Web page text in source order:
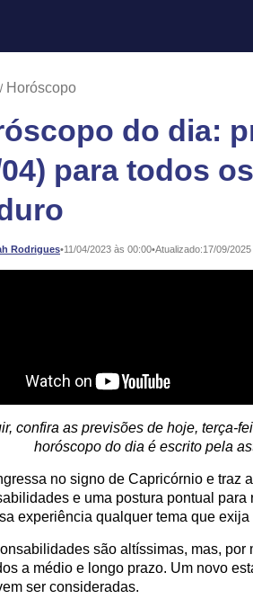
Horóscopo
do dia:
04) para todos
Rodrigues•11/04/2023 às 00:00•Atualizado:17/09/
confira as previsões de hoje, terça-
horóscopo do dia é escrito pela
no signo de Capricórnio e traz
e uma postura pontual
experiência qualquer tema que
são altíssimas, mas, por
a médio e longo prazo. Um novo
ser consideradas.